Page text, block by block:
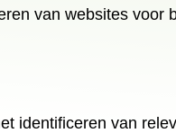
van websites voor
identificeren van